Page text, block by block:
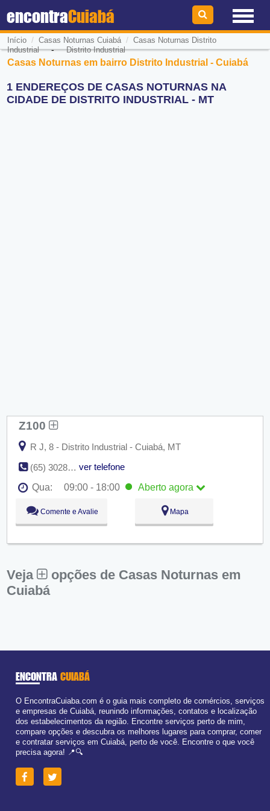
encontraCuiabá
Início / Casas Noturnas Cuiabá/ Casas Noturnas Distrito
Industrial-Distrito Industrial
Casas Noturnas em bairro Distrito Industrial - Cuiabá
1 ENDEREÇOS DE CASAS NOTURNAS NA
CIDADE DE DISTRITO INDUSTRIAL - MT
Z100
R J, 8 - Distrito Industrial - Cuiabá, MT
(65) 3028-3967
ver telefone
Qua:
09:00 - 18:00 Aberto agora
Seg:
Ter:
09:00 - 18:00
Qua:
09:00 - 18:00 Abertoagora
Sex:
09:00 - 18:00
Dom:
Fechado
Comente e Avalie Mapa
Veja
opções de Casas Noturnas em
Cuiabá
ENCONTRA CUIABÁ
O EncontraCuiaba.com é o guia mais completo de comércios, serviços
e empresas de Cuiabá, reunindo informações, contatos e localização
dos estabelecimentos da região. Encontre serviços perto de mim,
compare opções e descubra os melhores lugares para comprar, comer
e contratar serviços em Cuiabá, perto de você. Encontre o que você
precisa agora! 📍🔍